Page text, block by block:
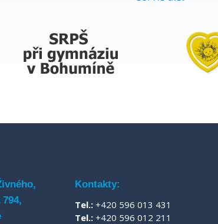
Kontakty:
Tel.:+420 596 013 431
Tel.:+420 596 012 211